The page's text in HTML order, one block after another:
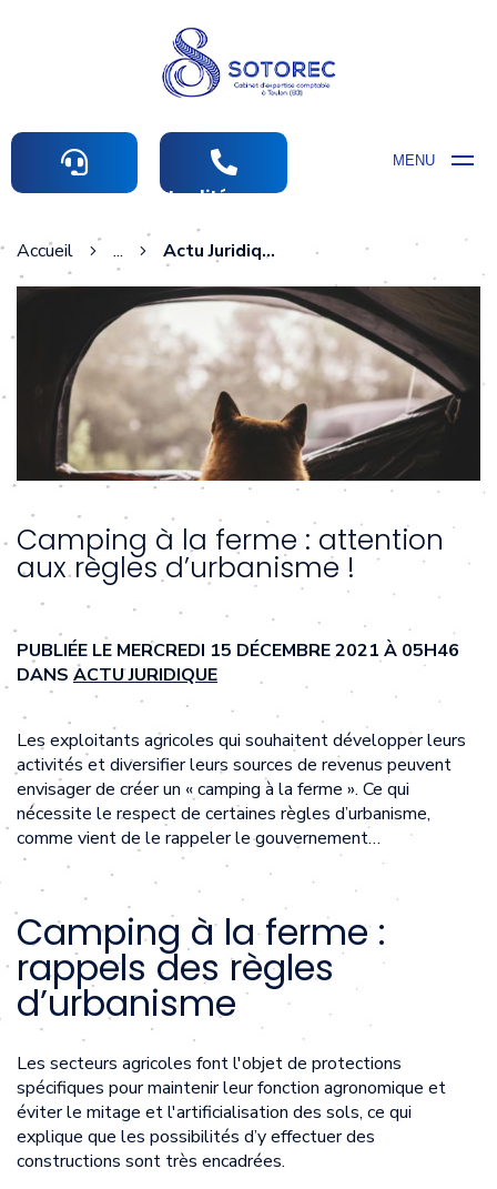
MENU
Actualités comptables
Accueil ... Actu Juridique
Camping à la ferme : attention
aux règles d’urbanisme !
PUBLIÉE LE MERCREDI 15 DÉCEMBRE 2021 À 05H46
DANS ACTU JURIDIQUE
Les exploitants agricoles qui souhaitent développer leurs
activités et diversifier leurs sources de revenus peuvent
envisager de créer un « camping à la ferme ». Ce qui
nécessite le respect de certaines règles d’urbanisme,
comme vient de le rappeler le gouvernement…
Camping à la ferme :
rappels des règles
d’urbanisme
Les secteurs agricoles font l'objet de protections
spécifiques pour maintenir leur fonction agronomique et
éviter le mitage et l'artificialisation des sols, ce qui
explique que les possibilités d’y effectuer des
constructions sont très encadrées.